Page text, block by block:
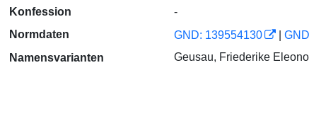
Konfession
-
Normdaten
GND: 139554130
Namensvarianten
Geusau, Friederike